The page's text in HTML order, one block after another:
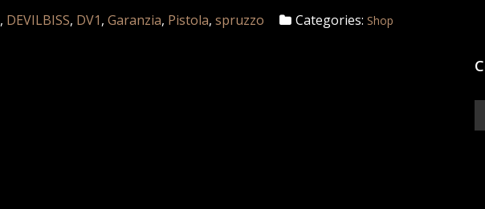
, DEVILBISS, DV1,Garanzia, Pistola,spruzzo Categories: Shop